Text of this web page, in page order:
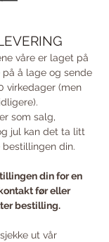
våre er laget på
å lage og sende
virkedager (men
som salg,
jul kan det ta litt
din.
din for en
før eller
bestilling.
ut vår